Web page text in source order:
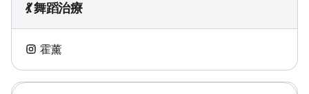
💃 舞蹈治療
霍薰